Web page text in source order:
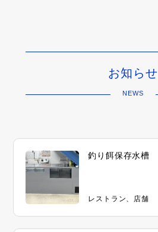
お知らせ
NEWS
釣り餌保存水槽
レストラン、店舗